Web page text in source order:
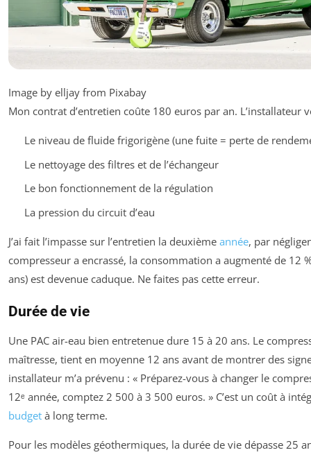
Image by elljay from Pixabay
Mon contrat d’entretien coûte 180 euros par an. L’installateur
Le niveau de fluide frigorigène (une fuite = perte de
Le nettoyage des filtres et de l’échangeur
Le bon fonctionnement de la régulation
La pression du circuit d’eau
J’ai fait l’impasse sur l’entretien la deuxième année, par
compresseur a encrassé, la consommation a augmenté de 12
ans) est devenue caduque. Ne faites pas cette erreur.
Durée de vie
Une PAC air-eau bien entretenue dure 15 à 20 ans. Le
maîtresse, tient en moyenne 12 ans avant de montrer des
installateur m’a prévenu : « Préparez-vous à changer le
12ᵉ année, comptez 2 500 à 3 500 euros. » C’est un coût à
budget à long terme.
Pour les modèles géothermiques, la durée de vie dépasse 25